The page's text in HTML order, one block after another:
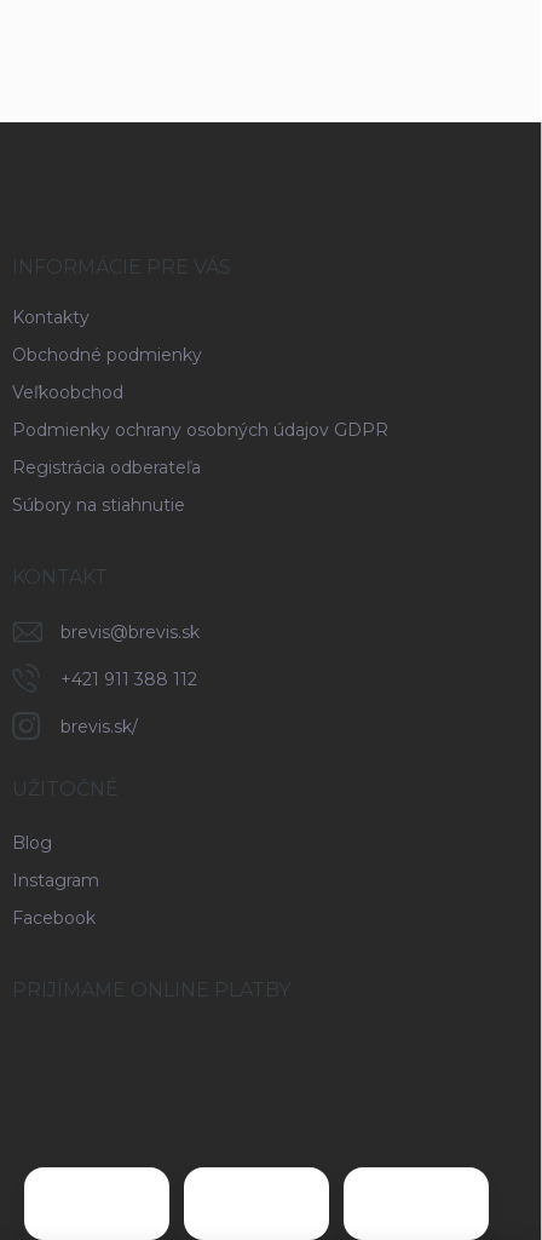
INFORMÁCIE PRE VÁS
Kontakty
Obchodné podmienky
Veľkoobchod
Podmienky ochrany osobných údajov GDPR
Registrácia odberateľa
Súbory na stiahnutie
KONTAKT
brevis@brevis.sk
+421 911 388 112
brevis.sk/
UŽITOČNÉ
Blog
Instagram
Facebook
PRIJÍMAME ONLINE PLATBY